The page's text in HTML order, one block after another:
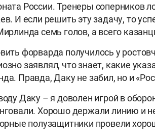
России. Тренеры соперников
И если решить эту задачу, то
семь голов, а всего
форварда получилось у
заявлял, что знает, какие
Правда, Даку не забил, но и
Даку – я доволен игрой в
Хорошо держали линию и
полузащитники провели